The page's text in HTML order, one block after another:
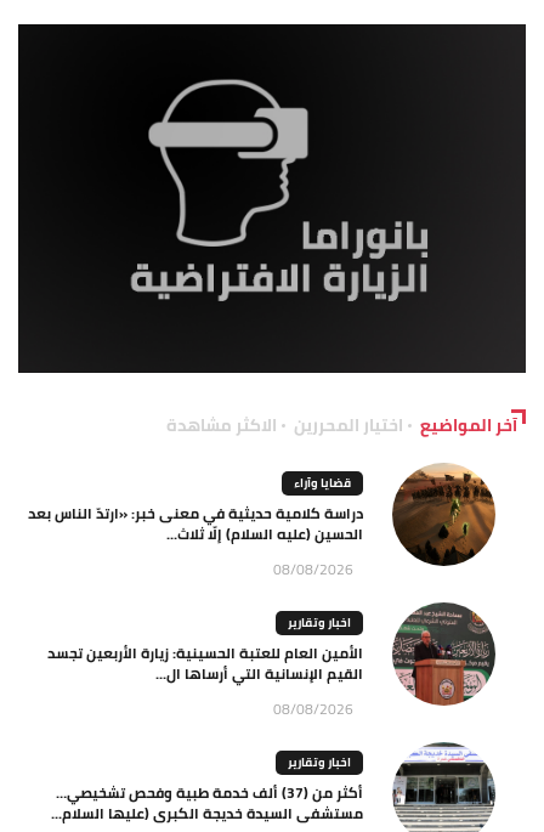
آخر المواضيع اختيار المحررين الاكثر مشاهدة
قضايا وآراء
دراسة كلامية حديثية في معنى خبر: «ارتدّ الناس بعد
الحسين (عليه السلام) إلّا ثلاث...
08/08/2026
اخبار وتقارير
الأمين العام للعتبة الحسينية: زيارة الأربعين تجسد
القيم الإنسانية التي أرساها ال...
08/08/2026
اخبار وتقارير
أكثر من (37) ألف خدمة طبية وفحص تشخيصي…
مستشفى السيدة خديجة الكبرى (عليها السلام...